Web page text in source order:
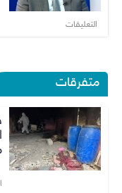
التعليقات
متفرقات